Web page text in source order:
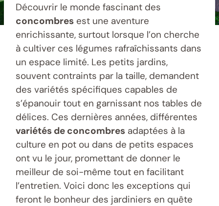
Découvrir le monde fascinant des
concombres est une aventure
enrichissante, surtout lorsque l’on cherche
à cultiver ces légumes rafraîchissants dans
un espace limité. Les petits jardins,
souvent contraints par la taille, demandent
des variétés spécifiques capables de
s’épanouir tout en garnissant nos tables de
délices. Ces dernières années, différentes
variétés de concombres adaptées à la
culture en pot ou dans de petits espaces
ont vu le jour, promettant de donner le
meilleur de soi-même tout en facilitant
l’entretien. Voici donc les exceptions qui
feront le bonheur des jardiniers en quête